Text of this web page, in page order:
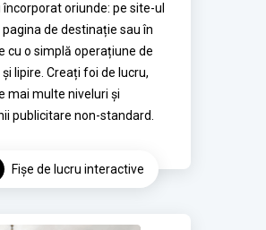
oriunde: pe site-ul
pagina de destinație sau în
cu o simplă operațiune de
lipire. Creați foi de lucru,
mai multe niveluri și
publicitare non-standard.
Fișe de lucru interactive